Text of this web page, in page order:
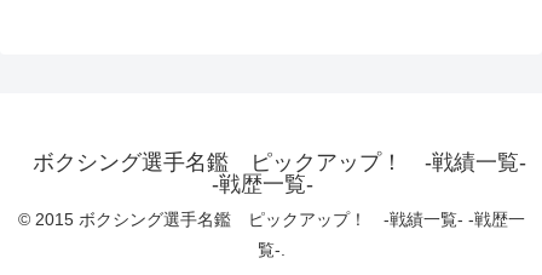
ボクシング選手名鑑 ピックアップ！ -戦績一覧-
-戦歴一覧-
© 2015 ボクシング選手名鑑 ピックアップ！ -戦績一覧- -戦歴一
覧-.